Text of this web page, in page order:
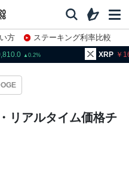
方
ステーキング利率比較
0.2 XRP
リアルタイム価格チ